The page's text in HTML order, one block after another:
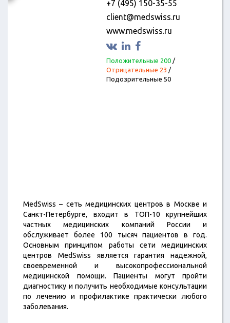
+7 (495) 150-35-55
client@medswiss.ru
www.medswiss.ru
Положительные 200/
Отрицательные 23 /
Подозрительные 50
MedSwiss – сеть медицинских центров в Москве и
Санкт-Петербурге, входит в ТОП-10 крупнейших
частных медицинских компаний России и
обслуживает более 100 тысяч пациентов в год.
Основным принципом работы сети медицинских
центров MedSwiss является гарантия надежной,
своевременной и высокопрофессиональной
медицинской помощи. Пациенты могут пройти
диагностику и получить необходимые консультации
по лечению и профилактике практически любого
заболевания.